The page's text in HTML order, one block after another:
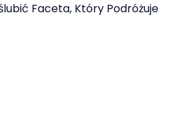
Faceta, Który Podróżuje